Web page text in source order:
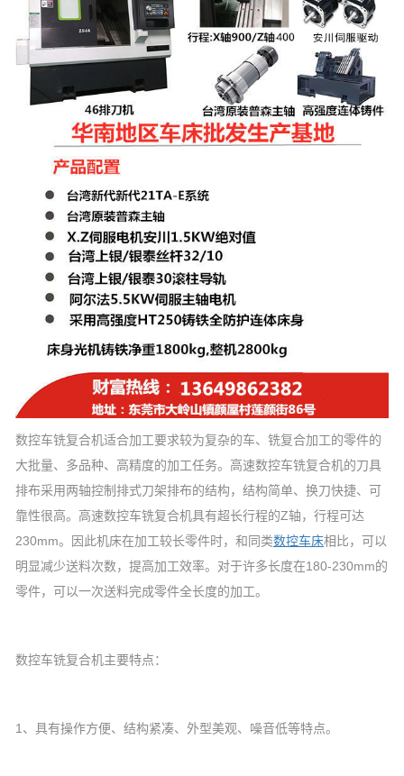
数控车铣复合机适合加工要求较为复杂的车、铣复合加工的零件的
大批量、多品种、高精度的加工任务。高速数控车铣复合机的刀具
排布采用两轴控制排式刀架排布的结构，结构简单、换刀快捷、可
靠性很高。高速数控车铣复合机具有超长行程的Z轴，行程可达
230mm。因此机床在加工较长零件时，和同类数控车床相比，可以
明显减少送料次数，提高加工效率。对于许多长度在180-230mm的
零件，可以一次送料完成零件全长度的加工。
数控车铣复合机主要特点：
1、具有操作方便、结构紧凑、外型美观、噪音低等特点。